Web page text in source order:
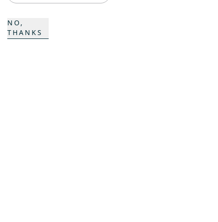
K COMPOSITES
NO,
THANKS